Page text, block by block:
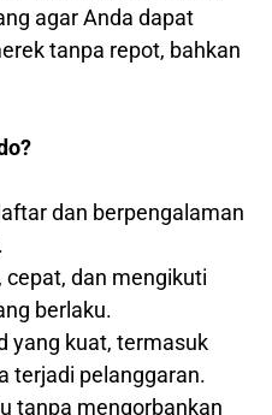
agar Anda dapat
tanpa repot, bahkan
dan berpengalaman
cepat, dan mengikuti
berlaku.
yang kuat, termasuk
terjadi pelanggaran.
tanpa mengorbankan